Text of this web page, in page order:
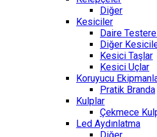
Diğer
Kesiciler
Daire
Diğer
Kesici Taşlar
Kesici Uçlar
Koruyucu
Pratik Branda
Kulplar
Çekmece
Led Aydınlatma